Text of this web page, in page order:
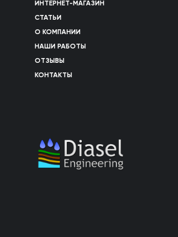
ИНТЕРНЕТ-МАГАЗИН
СТАТЬИ
О КОМПАНИИ
НАШИ РАБОТЫ
ОТЗЫВЫ
КОНТАКТЫ